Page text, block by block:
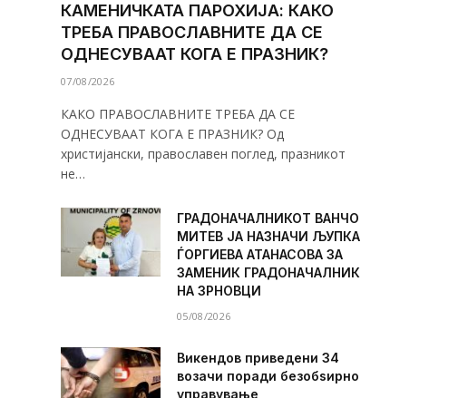
КАМЕНИЧКАТА ПАРОХИЈА: КАКО
ТРЕБА ПРАВОСЛАВНИТЕ ДА СЕ
ОДНЕСУВААТ КОГА Е ПРАЗНИК?
07/08/2026
КАКО ПРАВОСЛАВНИТЕ ТРЕБА ДА СЕ
ОДНЕСУВААТ КОГА Е ПРАЗНИК? Од
христијански, православен поглед, празникот
не…
ГРАДОНАЧАЛНИКОТ ВАНЧО
МИТЕВ ЈА НАЗНАЧИ ЉУПКА
ЃОРГИЕВА АТАНАСОВА ЗА
ЗАМЕНИК ГРАДОНАЧАЛНИК
НА ЗРНОВЦИ
05/08/2026
Викендов приведени 34
возачи поради безобѕирно
управување